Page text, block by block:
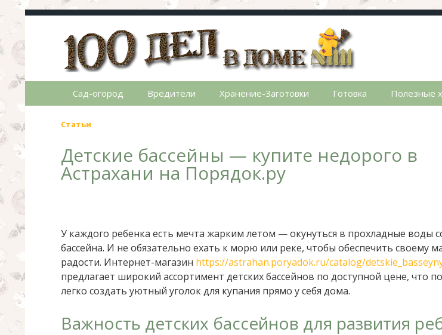
100 дел в доме
Полезные хитрости для легкой жизни в частном доме. Сад, огород, дела
Сад-огород Вредители Хранение-Заготовки Готовка Полезные
Статьи
Детские бассейны — купите недорого в
Астрахани на Порядок.ру
У каждого ребенка есть мечта жарким летом — окунуться в прохладные воды
бассейна. И не обязательно ехать к морю или реке, чтобы обеспечить своему
радости. Интернет-магазин https://astrahan.poryadok.ru/catalog/
предлагает широкий ассортимент детских бассейнов по доступной цене, что
легко создать уютный уголок для купания прямо у себя дома.
Важность детских бассейнов для развития